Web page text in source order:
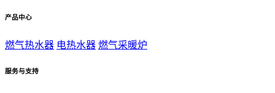
产品中心
燃气热水器 电热水器 燃气采暖炉
服务与支持